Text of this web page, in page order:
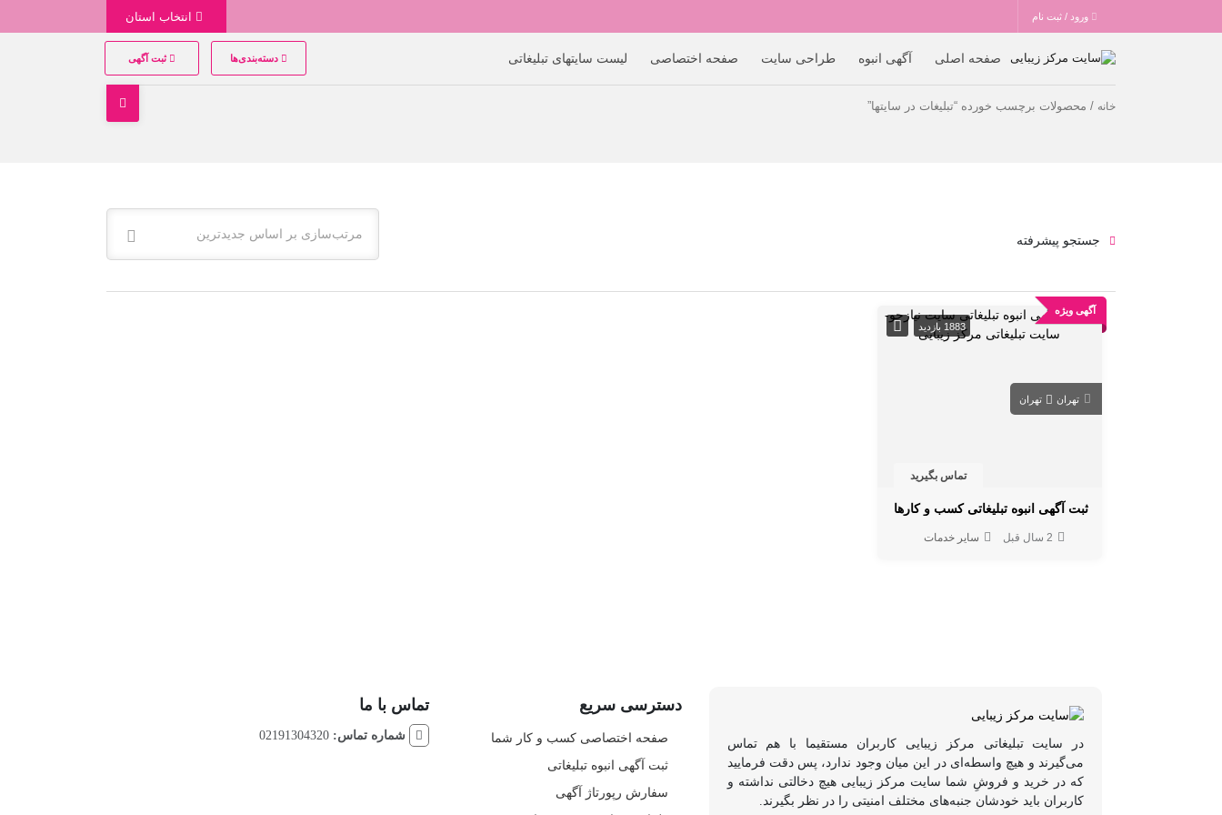
ورود / ثبت نام
صفحه اصلی آگهی انبوه طراحی سایت صفحه اختصاصی لیست سایتهای تبلیغاتی دسته‌بندی‌ها ثبت آگهی
خانه / محصولات برچسب خورده “تبلیغات در سایتها”
مرتب‌سازی بر اساس جدیدترین جستجو پیشرفته
آگهی ویژه
1883 بازدید
تهران تهران
تماس بگیرید
ثبت آگهی انبوه تبلیغاتی کسب و کارها
2 سال قبل سایر خدمات
در سایت تبلیغاتی مرکز زیبایی کاربران مستقیما با هم تماس
می‌گیرند و هیچ واسطه‌ای در این میان وجود ندارد، پس دقت فرمایید
که در خرید و فروشِ شما سایت مرکز زیبایی هیچ دخالتی نداشته و
کاربران باید خودشان جنبه‌های مختلف امنیتی را در نظر بگیرند.
دسترسی سریع
صفحه اختصاصی کسب و کار شما
ثبت آگهی انبوه تبلیغاتی
سفارش رپورتاژ آگهی
تماس با ما
شماره تماس: 02191304320